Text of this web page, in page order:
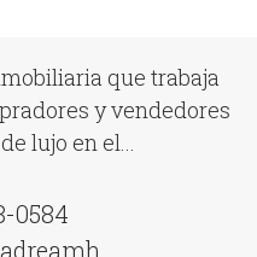
que trabaja
y vendedores
lujo en el...
0584